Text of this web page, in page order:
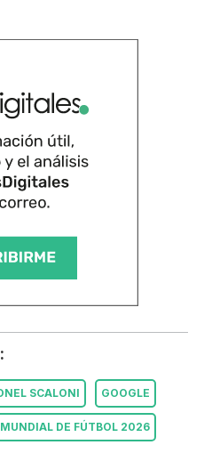
SCALONI GOOGLE
MUNDIAL DE FÚTBOL 2026